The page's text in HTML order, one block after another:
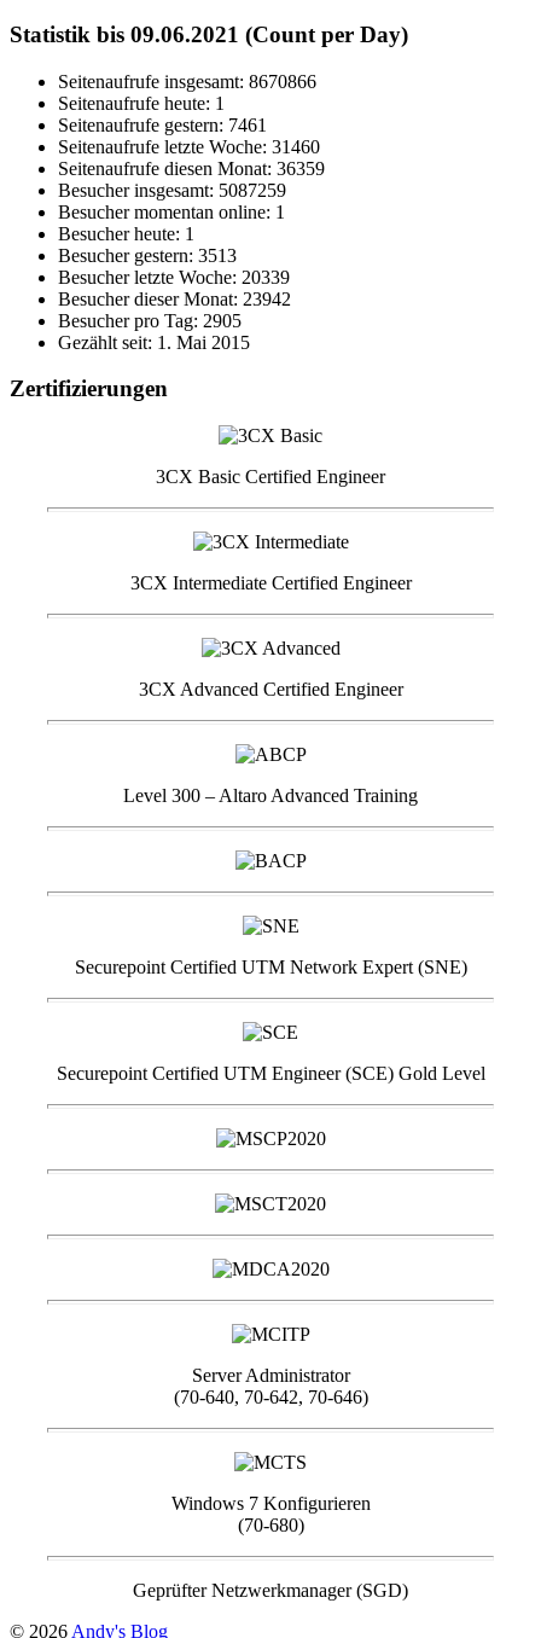
Statistik bis 09.06.2021 (Count per Day)
Seitenaufrufe insgesamt: 8670866
Seitenaufrufe heute: 1
Seitenaufrufe gestern: 7461
Seitenaufrufe letzte Woche: 31460
Seitenaufrufe diesen Monat: 36359
Besucher insgesamt: 5087259
Besucher momentan online: 1
Besucher heute: 1
Besucher gestern: 3513
Besucher letzte Woche: 20339
Besucher dieser Monat: 23942
Besucher pro Tag: 2905
Gezählt seit: 1. Mai 2015
Zertifizierungen
3CX Basic Certified Engineer
3CX Intermediate Certified Engineer
3CX Advanced Certified Engineer
Level 300 – Altaro Advanced Training
Securepoint Certified UTM Network Expert (SNE)
Securepoint Certified UTM Engineer (SCE) Gold Level
Server Administrator
(70-640, 70-642, 70-646)
Windows 7 Konfigurieren
(70-680)
Geprüfter Netzwerkmanager (SGD)
© 2026 Andy's Blog